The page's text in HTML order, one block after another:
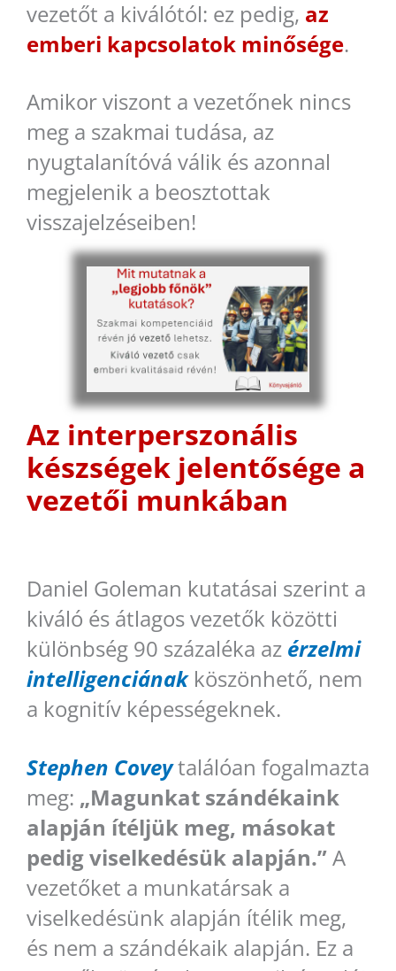
vezetőt a kiválótól: ez pedig, az
emberi kapcsolatok minősége.
Amikor viszont a vezetőnek nincs
meg a szakmai tudása, az
nyugtalanítóvá válik és azonnal
megjelenik a beosztottak
visszajelzéseiben!
Az interperszonális
készségek jelentősége a
vezetői munkában
Daniel Goleman kutatásai szerint a
kiváló és átlagos vezetők közötti
különbség 90 százaléka az érzelmi
intelligenciánakköszönhető, nem
a kognitív képességeknek.
Stephen Coveytalálóan fogalmazta
meg: „Magunkat szándékaink
alapján ítéljük meg, másokat
pedig viselkedésük alapján.”A
vezetőket a munkatársak a
viselkedésünk alapján ítélik meg,
és nem a szándékaik alapján. Ez a